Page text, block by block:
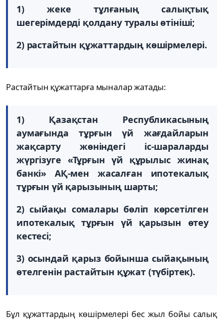
1) жеке тұлғаның салықтық
шегерімдерді қолдану туралы өтініші;
2) растайтын құжаттардың көшірмелері.
Растайтын құжаттарға мыналар жатады:
1) Қазақстан Республикасының
аумағында тұрғын үй жағдайларын
жақсарту жөніндегі іс-шараларды
жүргізуге «Тұрғын үй құрылыс жинақ
банкі» АҚ-мен жасалған ипотекалық
тұрғын үй қарызының шарты;
2) сыйақы сомалары бөліп көрсетілген
ипотекалық тұрғын үй қарызын өтеу
кестесі;
3) осындай қарыз бойынша сыйақының
өтелгенін растайтын құжат (түбіртек).
Бұл құжаттардың көшірмелері бес жыл бойы салық